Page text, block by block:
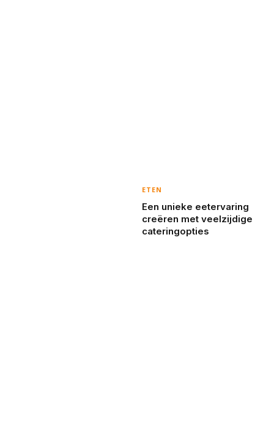
ETEN
Een unieke eetervaring
creëren met veelzijdige
cateringopties